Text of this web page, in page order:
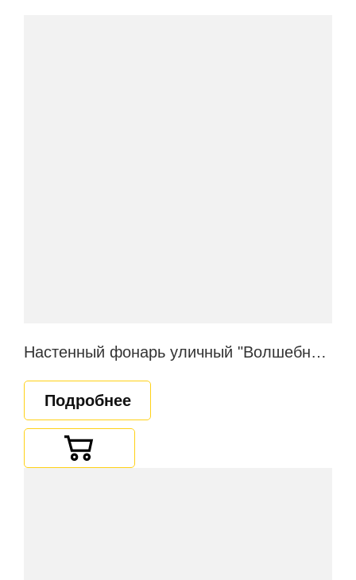
Настенный фонарь уличный "Волшебная ночь"
Подробнее